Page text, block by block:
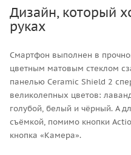
Дизайн, который
руках
Смартфон выполнен в
цветным матовым стеклом
панелью Ceramic Shield 2
великолепных цветов:
голубой, белый и чёрный. А
съёмкой, помимо кнопки
кнопка «Камера».